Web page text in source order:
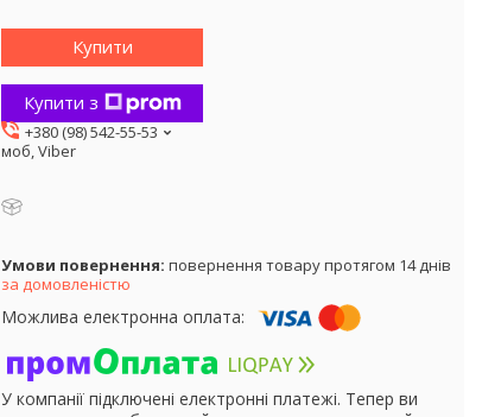
Купити
Купити з
+380 (98) 542-55-53
моб, Viber
повернення товару протягом 14 днів
за домовленістю
У компанії підключені електронні платежі. Тепер ви